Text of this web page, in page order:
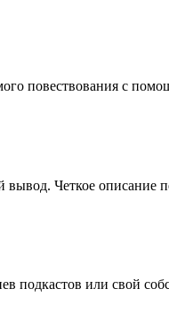
повествования с
Четкое описание
подкастов или свой